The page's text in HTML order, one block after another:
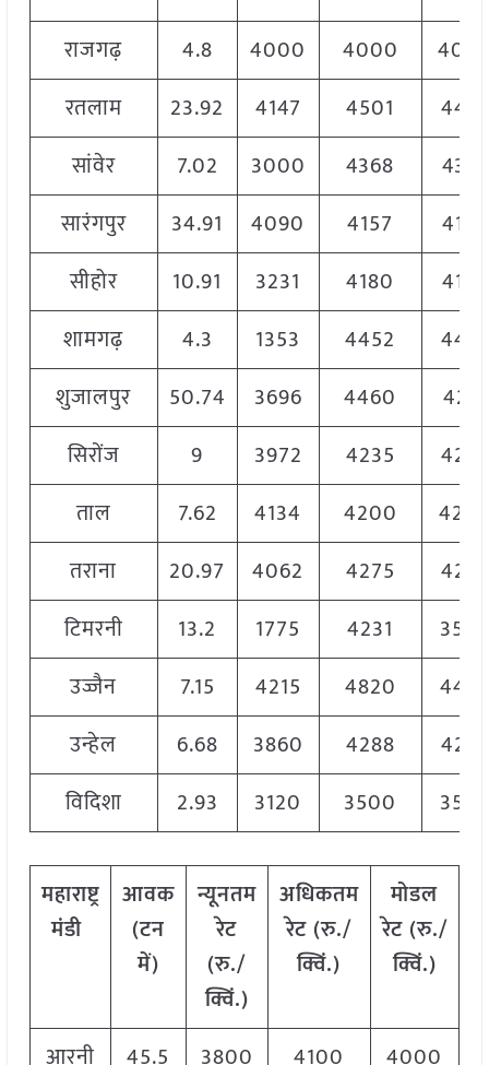
राजगढ़
4.8 4000 4000
रतलाम
23.92 4147 4501
सांवेर
7.02 3000 4368
4368
सारंगपुर
34.91 4090 4157
4144
सीहोर
10.91 3231 4180
4180
शामगढ़
4.3 1353 4452
शुजालपुर
50.74 3696 4460
4291
सिरोंज
9 3972 4235
ताल
7.62 4134 4200
तराना
20.97 4062 4275
टिमरनी
13.2 1775 4231
उज्जैन
7.15 4215 4820
उन्हेल
6.68 3860 4288
विदिशा
2.93 3120 3500
महाराष्ट्र
मंडी
आवक
(टन
में)
न्यूनतम
रेट
(रु./
क्विं.)
अधिकतम
रेट (रु./
क्विं.)
मोडल
रेट (रु./
क्विं.)